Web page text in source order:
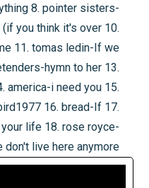
8. pointer sisters-
you think it's over 10.
11. tomas ledin-If we
hymn to her 13.
america-i need you 15.
16. bread-If 17.
life 18. rose royce-
don't live here anymore